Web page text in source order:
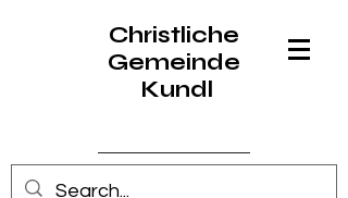
Christliche
Gemeinde
Kundl
Anmelden